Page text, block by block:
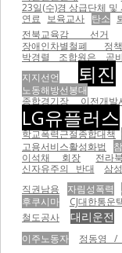
23일(수)경 상급단체
연료 보육교사 탄소
전북교육감 선거
장애인차별철폐 정
박경렬 조합원은 곧
지지선언
퇴진
노동해방선봉대
종합경기장 이전개발
LG유플러스
학교폭력근절종합대책
고용서비스활성화법
이석채 회장
전라
신자유주의 반대
삼
직권남용
자림성폭력
후쿠시마 CJ대한통운
철도공사
대리운전
이주노동자
정동영 /